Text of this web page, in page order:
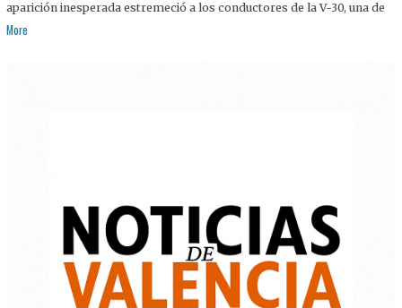
aparición inesperada estremeció a los conductores de la V-30, una de
More